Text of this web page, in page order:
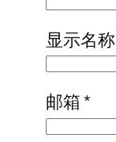
显示名称
邮箱*